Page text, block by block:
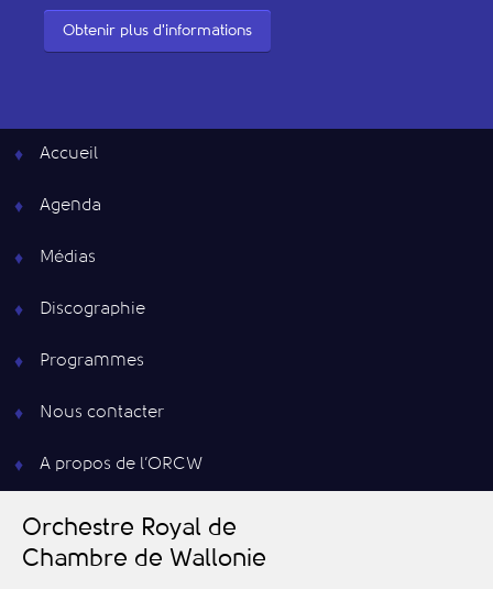
Obtenir plus d'informations
Accueil
Agenda
Médias
Discographie
Programmes
Nous contacter
A propos de l’ORCW
Orchestre Royal de
Chambre de Wallonie